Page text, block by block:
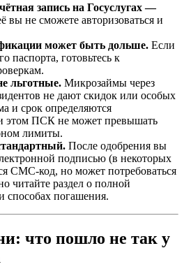
запись на Госуслугах —
вы не сможете авторизоваться и
может быть дольше. Если
паспорта, готовьтесь к
льготные. Микрозаймы через
не дают скидок или особых
и срок определяются
этом ПСК не может превышать
лимиты.
После одобрения вы
подписью (в некоторых
СМС-код, но может потребоваться
читайте раздел о полной
способах погашения.
что пошло не так у